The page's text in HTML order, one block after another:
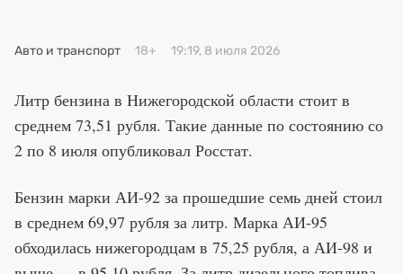
Авто и транспорт 18+ 19:19, 8 июля 2026
Литр бензина в Нижегородской области стоит в
среднем 73,51 рубля. Такие данные по состоянию со
2 по 8 июля опубликовал Росстат.
Бензин марки АИ-92 за прошедшие семь дней стоил
в среднем 69,97 рубля за литр. Марка АИ-95
обходилась нижегородцам в 75,25 рубля, а АИ-98 и